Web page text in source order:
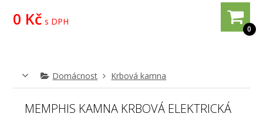
0
0 Kč s DPH
Domácnost Krbová kamna
MEMPHIS KAMNA KRBOVÁ ELEKTRICKÁ